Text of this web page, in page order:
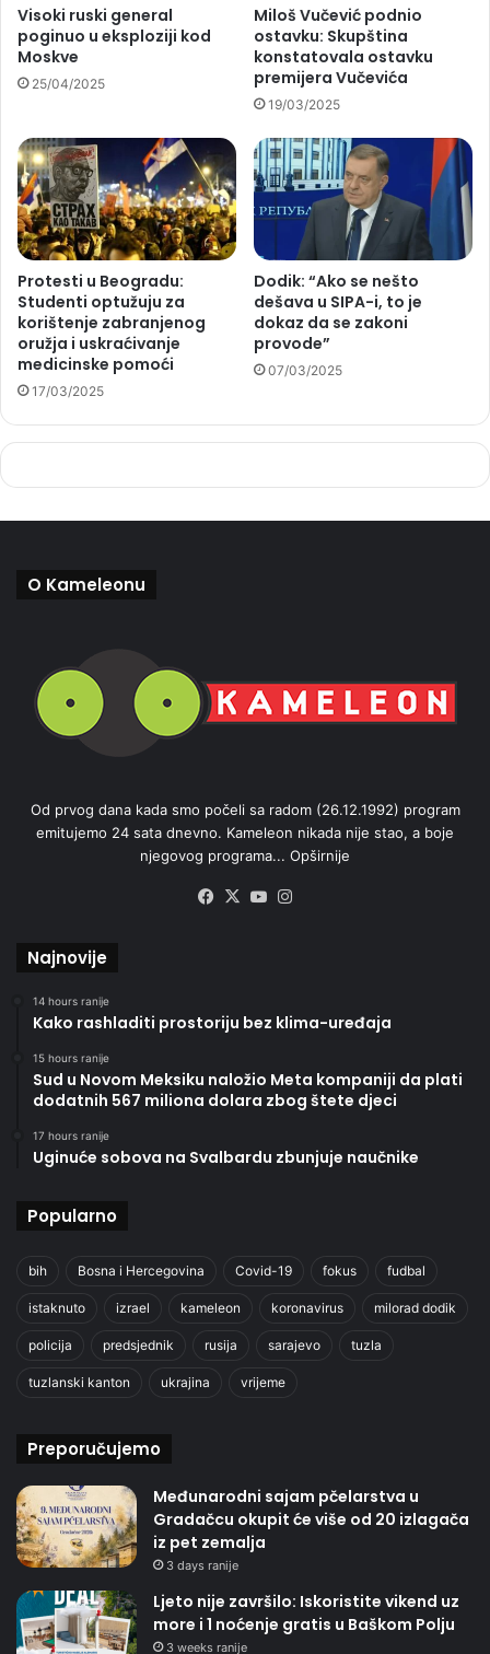
Visoki ruski general
poginuo u eksploziji kod
Moskve
25/04/2025
Miloš Vučević podnio
ostavku: Skupština
konstatovala ostavku
premijera Vučevića
19/03/2025
Protesti u Beogradu:
Studenti optužuju za
korištenje zabranjenog
oružja i uskraćivanje
medicinske pomoći
17/03/2025
Dodik: “Ako se nešto
dešava u SIPA-i, to je
dokaz da se zakoni
provode”
07/03/2025
O Kameleonu
Od prvog dana kada smo počeli sa radom (26.12.1992) program
emitujemo 24 sata dnevno. Kameleon nikada nije stao, a boje
njegovog programa... Opširnije
Facebook
X YouTube
Najnovije
14 hours ranije
Kako rashladiti prostoriju bez klima-uređaja
15 hours ranije
Sud u Novom Meksiku naložio Meta kompaniji da plati
dodatnih 567 miliona dolara zbog štete djeci
17 hours ranije
Uginuće sobova na Svalbardu zbunjuje naučnike
Popularno
bih Bosna i Hercegovina Covid-19 fokus fudbal
istaknuto izrael kameleon koronavirus milorad dodik
policija predsjednik rusija sarajevo tuzla
tuzlanski kanton ukrajina vrijeme
Preporučujemo
Međunarodni sajam pčelarstva u
Gradačcu okupit će više od 20 izlagača
iz pet zemalja
3 days ranije
Ljeto nije završilo: Iskoristite vikend uz
more i 1 noćenje gratis u Baškom Polju
3 weeks ranije